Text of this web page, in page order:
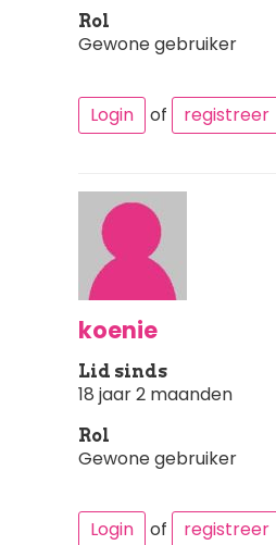
Rol
Gewone gebruiker
Login of registreer
koenie
Lid sinds
18 jaar 2 maanden
Rol
Gewone gebruiker
Login of registreer